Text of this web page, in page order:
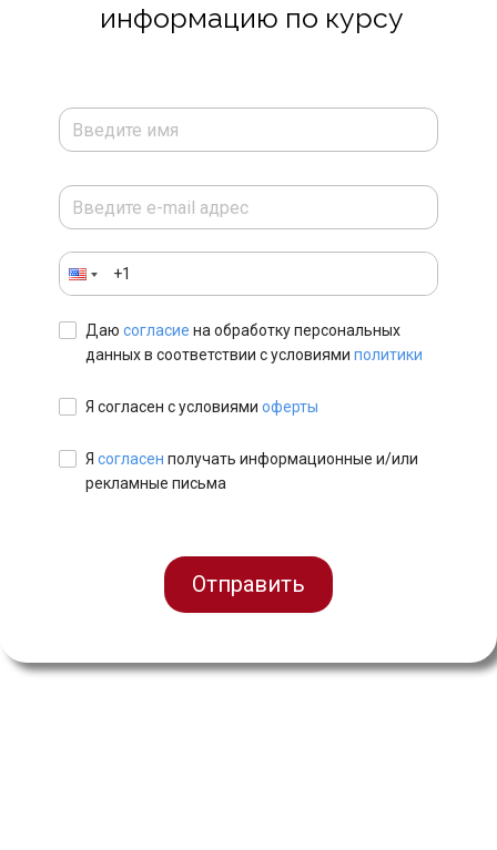
информацию по курсу
Даю согласие на обработку персональных
данных в соответствии с условиями политики
Я согласен с условиями оферты
Я согласен получать информационные и/или
рекламные письма
Отправить